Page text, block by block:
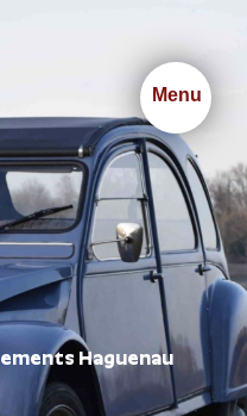
Menu
Haguenau